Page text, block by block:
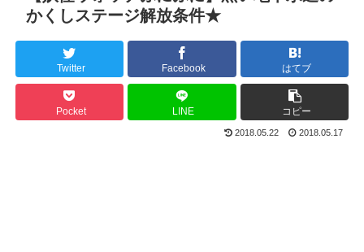
かくしステージ解放条件★
Twitter Facebook はてブ
Pocket LINE コピー
2018.05.22 2018.05.17